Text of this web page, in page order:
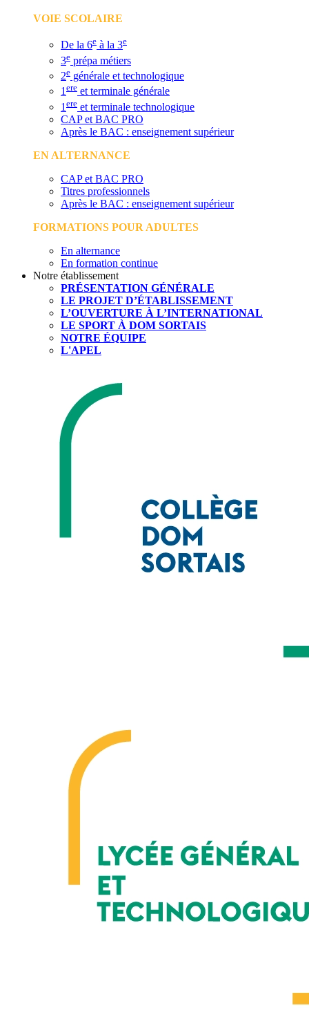
VOIE SCOLAIRE
De la 6e à la 3e
3e prépa métiers
2e générale et technologique
1 ere et terminale générale
1 ere et terminale technologique
CAP et BAC PRO
Après le BAC : enseignement supérieur
EN ALTERNANCE
CAP et BAC PRO
Titres professionnels
Après le BAC : enseignement supérieur
FORMATIONS POUR ADULTES
En alternance
En formation continue
Notre établissement
PRÉSENTATION GÉNÉRALE
LE PROJET D’ÉTABLISSEMENT
L’OUVERTURE À L’INTERNATIONAL
LE SPORT À DOM SORTAIS
NOTRE ÉQUIPE
L'APEL